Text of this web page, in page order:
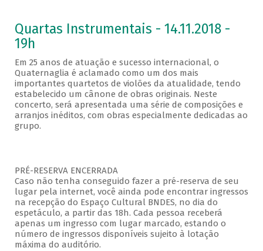
Quartas Instrumentais - 14.11.2018 -
19h
Em 25 anos de atuação e sucesso internacional, o
Quaternaglia é aclamado como um dos mais
importantes quartetos de violões da atualidade, tendo
estabelecido um cânone de obras originais. Neste
concerto, será apresentada uma série de composições e
arranjos inéditos, com obras especialmente dedicadas ao
grupo.
PRÉ-RESERVA ENCERRADA
Caso não tenha conseguido fazer a pré-reserva de seu
lugar pela internet, você ainda pode encontrar ingressos
na recepção do Espaço Cultural BNDES, no dia do
espetáculo, a partir das 18h. Cada pessoa receberá
apenas um ingresso com lugar marcado, estando o
número de ingressos disponíveis sujeito à lotação
máxima do auditório.